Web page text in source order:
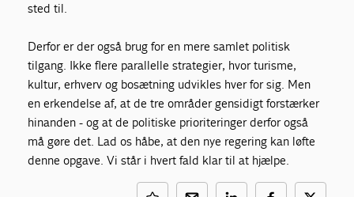
sted til.
Derfor er der også brug for en mere samlet politisk
tilgang. Ikke flere parallelle strategier, hvor turisme,
kultur, erhverv og bosætning udvikles hver for sig. Men
en erkendelse af, at de tre områder gensidigt forstærker
hinanden - og at de politiske prioriteringer derfor også
må gøre det. Lad os håbe, at den nye regering kan løfte
denne opgave. Vi står i hvert fald klar til at hjælpe.